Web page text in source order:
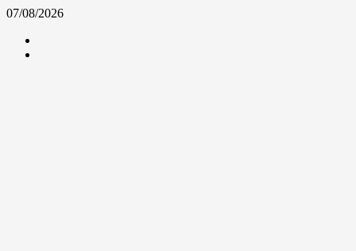
Skip
content
07/08/2026